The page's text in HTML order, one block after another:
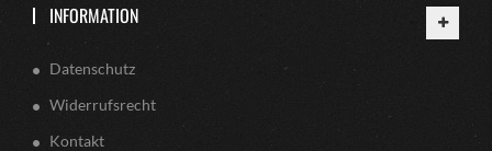
INFORMATION
Datenschutz
Widerrufsrecht
Kontakt